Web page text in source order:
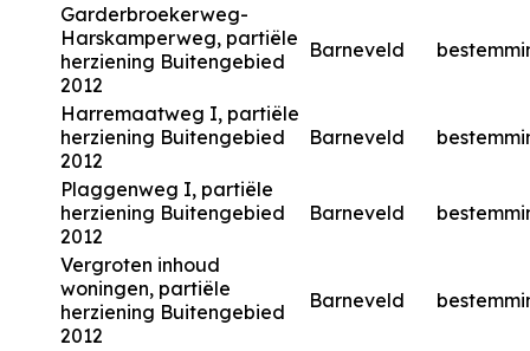
Garderbroekerweg-
Harskamperweg, partiële
herziening Buitengebied
2012
Barneveld
Harremaatweg I, partiële
herziening Buitengebied
2012
Barneveld
Plaggenweg I, partiële
herziening Buitengebied
2012
Barneveld
Vergroten inhoud
woningen, partiële
herziening Buitengebied
2012
Barneveld